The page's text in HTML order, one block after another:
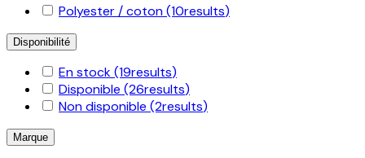
Polyester / coton(10results)
Disponibilité
En stock(19results)
Disponible (26results)
Non disponible (2results)
Marque